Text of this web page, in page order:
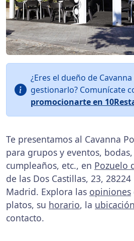
¿Eres el dueño de
gestionarlo? Comunícate
promocionarte en
Te presentamos al Cavanna
para grupos y eventos,
cumpleaños, etc., en Pozuelo
de las Dos Castillas, 23,
Madrid. Explora las opiniones
platos, su horario, la ubicación
contacto.